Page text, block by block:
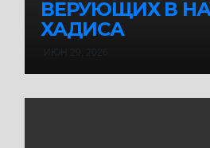
ВЕРУЮЩИХ В
ХАДИСА